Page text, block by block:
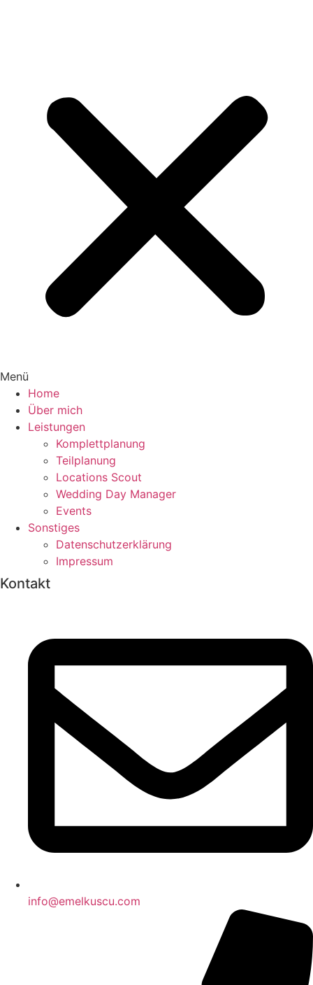
Menü
Home
Über mich
Leistungen
Komplettplanung
Teilplanung
Locations Scout
Wedding Day Manager
Events
Sonstiges
Datenschutzerklärung
Impressum
Kontakt
info@emelkuscu.com